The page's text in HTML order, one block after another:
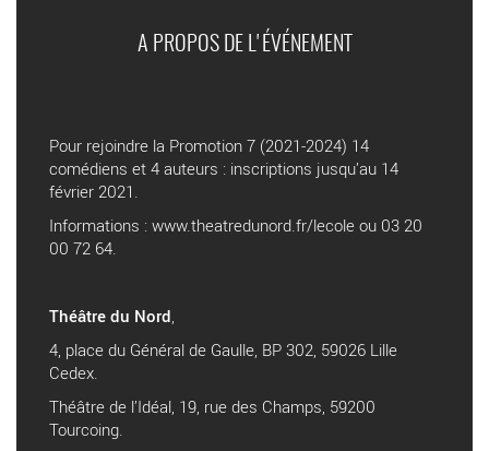
A PROPOS DE L'ÉVÉNEMENT
Pour rejoindre la Promotion 7 (2021-2024) 14
comédiens et 4 auteurs : inscriptions jusqu’au 14
février 2021.
Informations : www.theatredunord.fr/lecole ou 03 20
00 72 64.
Théâtre du Nord,
4, place du Général de Gaulle, BP 302, 59026 Lille
Cedex.
Théâtre de l’Idéal, 19, rue des Champs, 59200
Tourcoing.